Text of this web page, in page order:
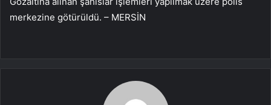
merkezine götürüldü. – MERSİN